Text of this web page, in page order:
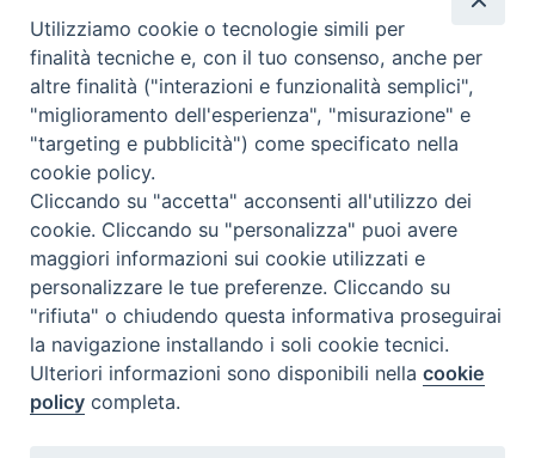
Calendario Appuntamenti
<< Ago 2026 >>
l m m g v s
d
27
28
3
4 5 6 7 8
9
10
11 12 13 14 15
17
18 19 21
24 25 26 27 28 29 30
31 1
Utilizziamo cookie o tecnologie simili per
finalità tecniche e, con il tuo consenso, anche per
altre finalità ("interazioni e funzionalità semplici",
"miglioramento dell'esperienza", "misurazione" e
"targeting e pubblicità") come specificato nella
cookie policy.
Cliccando su "accetta" acconsenti all'utilizzo dei
cookie. Cliccando su "personalizza" puoi avere
maggiori informazioni sui cookie utilizzati e
personalizzare le tue preferenze. Cliccando su
"rifiuta" o chiudendo questa informativa proseguirai
la navigazione installando i soli cookie tecnici.
Ulteriori informazioni sono disponibili nellacookie
policy completa.